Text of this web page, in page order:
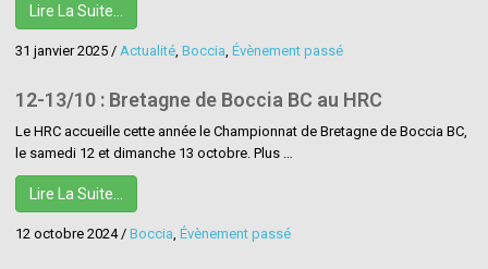
Lire La Suite…
31 janvier 2025 / Actualité ,Boccia ,Évènement passé
12-13/10 : Bretagne de Boccia BC au HRC
Le HRC accueille cette année le Championnat de Bretagne de Boccia BC,
le samedi 12 et dimanche 13 octobre. Plus …
Lire La Suite…
12 octobre 2024/Boccia ,Évènement passé